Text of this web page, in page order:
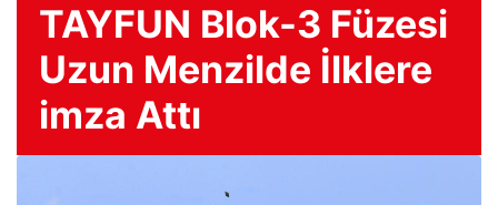
TAYFUN Blok-3 Füzesi
Uzun Menzilde İlklere
imza Attı